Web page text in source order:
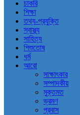
চাকরি
শিক্ষা
তথ্য-প্রযুক্তি
স্বাস্থ্য
সাহিত্য
শিশুতোষ
ধর্ম
আরো
সাক্ষাৎকার
সম্পাদকীয়
মুক্তমত
ভ্রমণ
প্রবাস